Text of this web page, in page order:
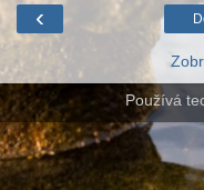
‹
Používá